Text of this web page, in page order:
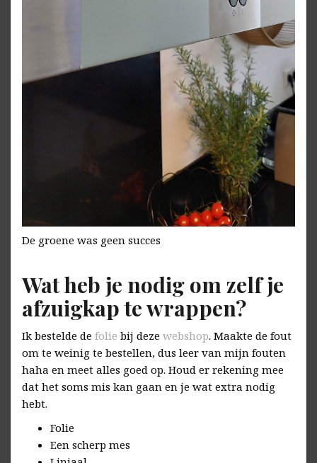
De groene was geen succes
Wat heb je nodig om zelf je
afzuigkap te wrappen?
Ik bestelde de folie bij deze webshop. Maakte de fout
om te weinig te bestellen, dus leer van mijn fouten
haha en meet alles goed op. Houd er rekening mee
dat het soms mis kan gaan en je wat extra nodig
hebt.
Folie
Een scherp mes